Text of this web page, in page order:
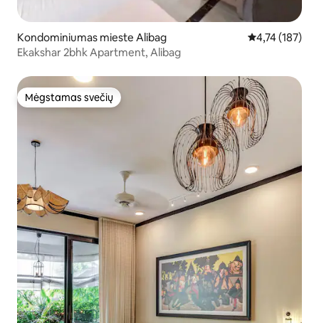
Kondominiumas mieste Alibag Vidutinis
4,74 (187)
Ekakshar 2bhk Apartment, Alibag
Mėgstamas svečių
Mėgstamas svečių